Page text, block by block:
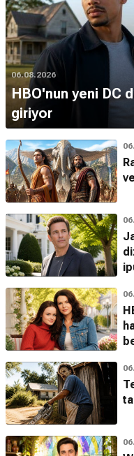
06.08.2026
HBO'nun yeni DC
giriyor